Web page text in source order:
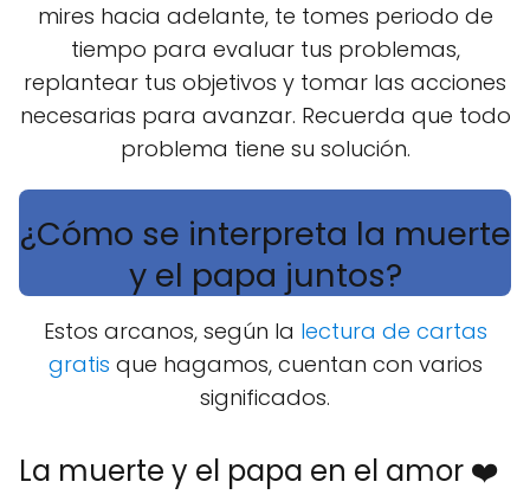
mires hacia adelante, te tomes periodo de
tiempo para evaluar tus problemas,
replantear tus objetivos y tomar las acciones
necesarias para avanzar. Recuerda que todo
problema tiene su solución.
¿Cómo se interpreta la muerte
y el papa juntos?
Estos arcanos, según la lectura de cartas
gratis que hagamos, cuentan con varios
significados.
La muerte y el papa en el amor ❤️